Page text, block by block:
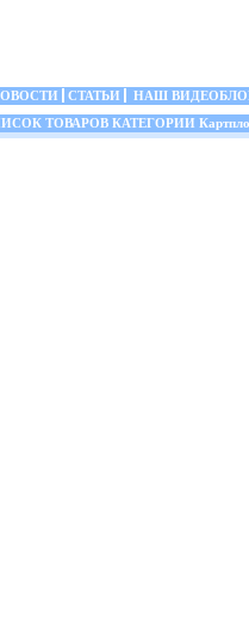
СТАТЬИ
НАШ
ТОВАРОВ КАТЕГОРИИ